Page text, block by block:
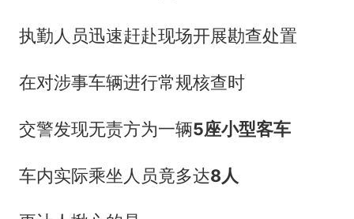
执勤人员迅速赶赴现场开展勘查处置
在对涉事车辆进行常规核查时
交警发现无责方为一辆5座小型客车
车内实际乘坐人员竟多达8人